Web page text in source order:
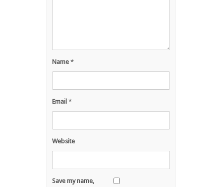
Name *
Email *
Website
Save my name,